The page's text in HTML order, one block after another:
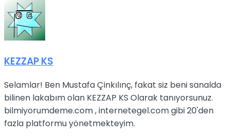
KEZZAP KS
Selamlar! Ben Mustafa Çinkılınç, fakat siz beni sanalda
bilinen lakabım olan KEZZAP KS Olarak tanıyorsunuz.
bilmiyorumdeme.com , internetegel.com gibi 20'den
fazla platformu yönetmekteyim.